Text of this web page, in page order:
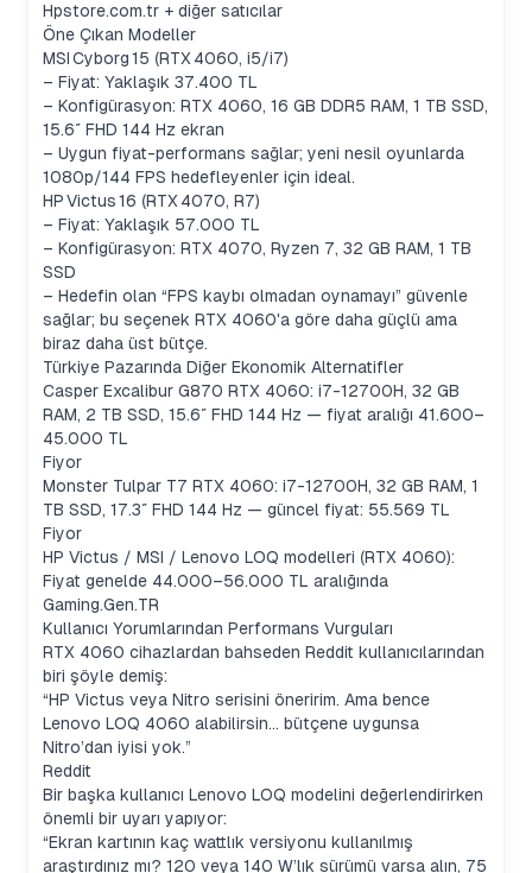
Hpstore.com.tr + diğer satıcılar
Öne Çıkan Modeller
MSI Cyborg 15 (RTX 4060, i5/i7)
– Fiyat: Yaklaşık 37.400 TL
– Konfigürasyon: RTX 4060, 16 GB DDR5 RAM, 1 TB SSD,
15.6″ FHD 144 Hz ekran
– Uygun fiyat-performans sağlar; yeni nesil oyunlarda
1080p/144 FPS hedefleyenler için ideal.
HP Victus 16 (RTX 4070, R7)
– Fiyat: Yaklaşık 57.000 TL
– Konfigürasyon: RTX 4070, Ryzen 7, 32 GB RAM, 1 TB
SSD
– Hedefin olan “FPS kaybı olmadan oynamayı” güvenle
sağlar; bu seçenek RTX 4060'a göre daha güçlü ama
biraz daha üst bütçe.
Türkiye Pazarında Diğer Ekonomik Alternatifler
Casper Excalibur G870 RTX 4060: i7-12700H, 32 GB
RAM, 2 TB SSD, 15.6″ FHD 144 Hz — fiyat aralığı 41.600–
45.000 TL
Fiyor
Monster Tulpar T7 RTX 4060: i7-12700H, 32 GB RAM, 1
TB SSD, 17.3″ FHD 144 Hz — güncel fiyat: 55.569 TL
Fiyor
HP Victus / MSI / Lenovo LOQ modelleri (RTX 4060):
Fiyat genelde 44.000–56.000 TL aralığında
Gaming.Gen.TR
Kullanıcı Yorumlarından Performans Vurguları
RTX 4060 cihazlardan bahseden Reddit kullanıcılarından
biri şöyle demiş:
“HP Victus veya Nitro serisini öneririm. Ama bence
Lenovo LOQ 4060 alabilirsin… bütçene uygunsa
Nitro’dan iyisi yok.”
Reddit
Bir başka kullanıcı Lenovo LOQ modelini değerlendirirken
önemli bir uyarı yapıyor:
“Ekran kartının kaç wattlık versiyonu kullanılmış
araştırdınız mı? 120 veya 140 W’lık sürümü varsa alın, 75